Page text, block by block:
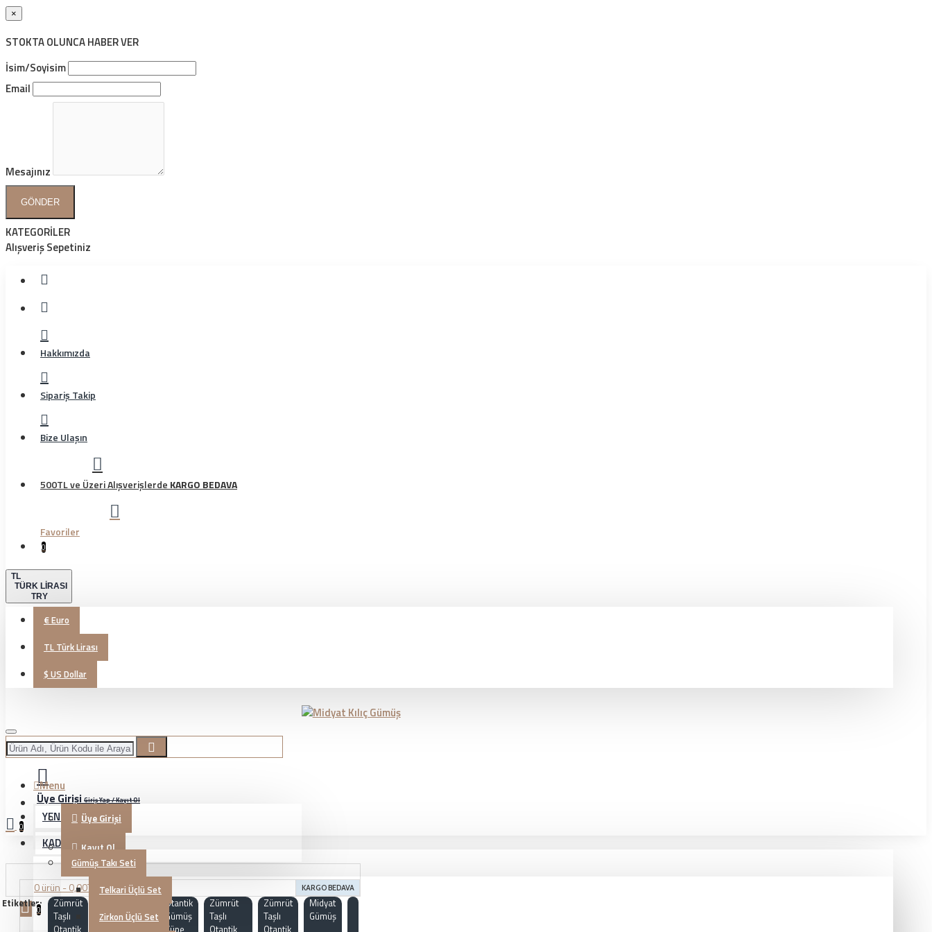
×
STOKTA OLUNCA HABER VER
İsim/Soyisim
Email
Mesajınız
GÖNDER
KATEGORİLER
Alışveriş Sepetiniz
Hakkımızda
Sipariş Takip
Bize Ulaşın
500TL ve Üzeri Alışverişlerde KARGO BEDAVA
Favoriler
0
TL
TÜRK LIRASI
TRY
€Euro
TL Türk Lirası
$ US Dollar
Üye Girişi Giriş Yap / Kayıt Ol
Üye Girişi
Kayıt Ol
0 ürün - 0,00TL
0
Menu
YENİ GELENLER
KADIN TAKI
Gümüş Takı Seti
Telkari Üçlü Set
Zirkon Üçlü Set
0
KARGO BEDAVA
Etiketler:
Zümrüt
Taşlı
Otantik
Otantik
Gümüş
Küpe
Zümrüt
Taşlı
Otantik
Zümrüt
Taşlı
Otantik
Midyat
Gümüş